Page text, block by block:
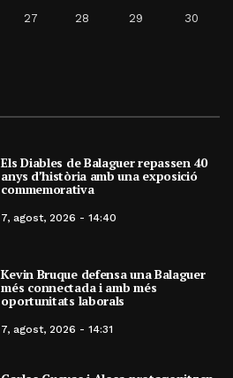
27 28 29 30
Els Diables de Balaguer repassen 40
anys d’història amb una exposició
commemorativa
7, agost, 2026 - 14:40
Kevin Bruque defensa una Balaguer
més connectada i amb més
oportunitats laborals
7, agost, 2026 - 14:31